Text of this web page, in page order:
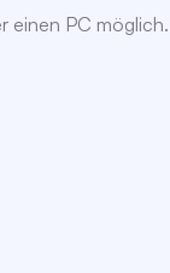
einen PC möglich.